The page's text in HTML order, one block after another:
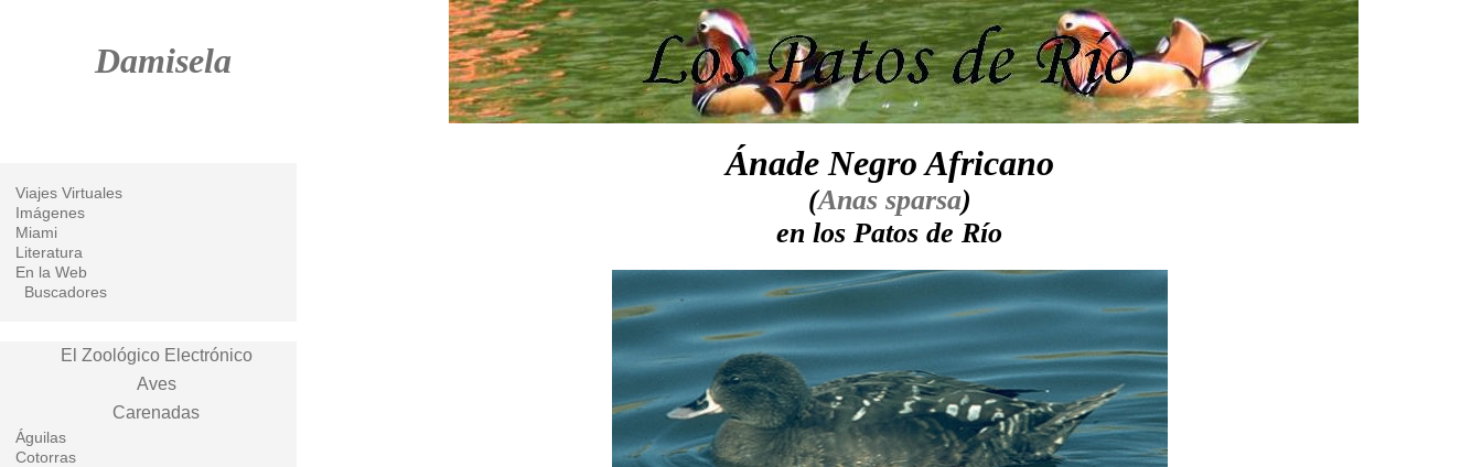
Damisela
Viajes Virtuales
Imágenes
Miami
Literatura
En la Web
Buscadores
El Zoológico Electrónico
Aves
Carenadas
Águilas
Cotorras
Ánade Negro Africano
(Anas sparsa)
en los Patos de Río